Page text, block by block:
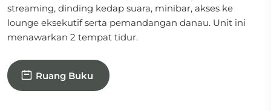
streaming, dinding kedap suara, minibar, akses ke
lounge eksekutif serta pemandangan danau. Unit ini
menawarkan 2 tempat tidur.
Ruang Buku